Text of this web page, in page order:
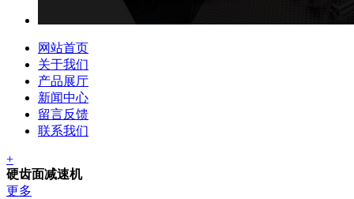
网站首页
关于我们
产品展厅
新闻中心
留言反馈
联系我们
+
硬齿面减速机
更多